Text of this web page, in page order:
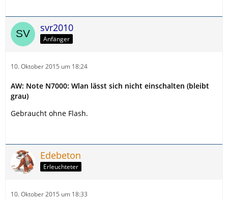
svr2010
Anfänger
10. Oktober 2015 um 18:24
AW: Note N7000: Wlan lässt sich nicht einschalten (bleibt
grau)
Gebraucht ohne Flash.
Edebeton
Erleuchteter
10. Oktober 2015 um 18:33